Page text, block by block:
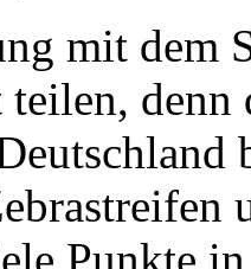
mit dem
Punkte